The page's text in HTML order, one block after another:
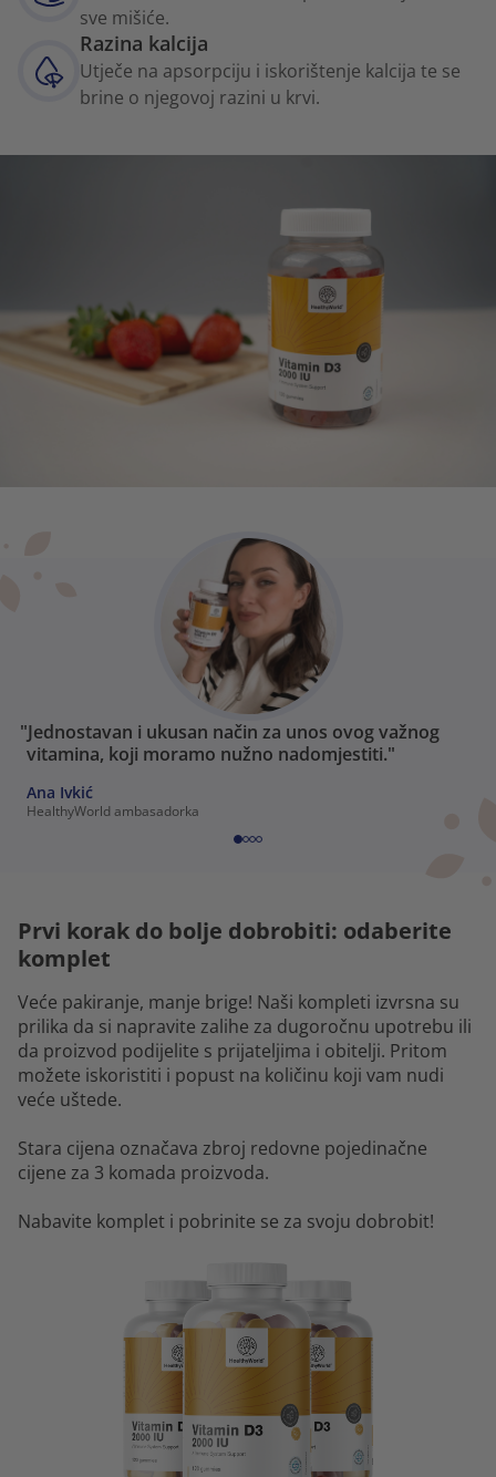
sve mišiće.
Razina kalcija
Utječe na apsorpciju i iskorištenje kalcija te se
brine o njegovoj razini u krvi.
"Jednostavan i ukusan način za unos ovog važnog
vitamina, koji moramo nužno nadomjestiti."
Ana Ivkić
HealthyWorld ambasadorka
Prvi korak do bolje dobrobiti: odaberite
komplet
Veće pakiranje, manje brige! Naši kompleti izvrsna su
prilika da si napravite zalihe za dugoročnu upotrebu ili
da proizvod podijelite s prijateljima i obitelji. Pritom
možete iskoristiti i popust na količinu koji vam nudi
veće uštede.
Stara cijena označava zbroj redovne pojedinačne
cijene za 3 komada proizvoda.
Nabavite komplet i pobrinite se za svoju dobrobit!